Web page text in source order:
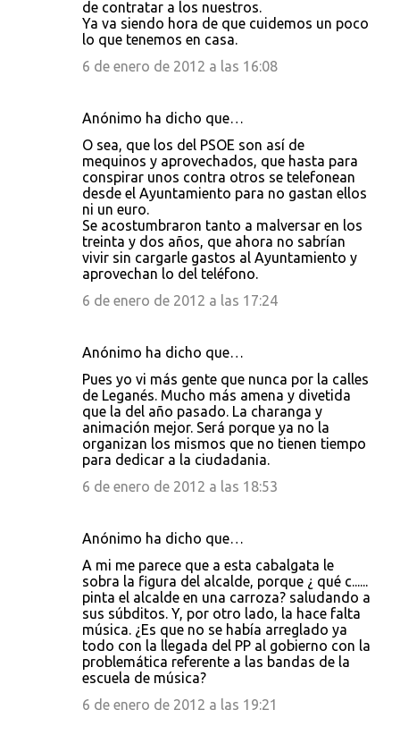
de contratar a los nuestros.
Ya va siendo hora de que cuidemos un poco
lo que tenemos en casa.
6 de enero de 2012 a las 16:08
Anónimo ha dicho que…
O sea, que los del PSOE son así de
mequinos y aprovechados, que hasta para
conspirar unos contra otros se telefonean
desde el Ayuntamiento para no gastan ellos
ni un euro.
Se acostumbraron tanto a malversar en los
treinta y dos años, que ahora no sabrían
vivir sin cargarle gastos al Ayuntamiento y
aprovechan lo del teléfono.
6 de enero de 2012 a las 17:24
Anónimo ha dicho que…
Pues yo vi más gente que nunca por la calles
de Leganés. Mucho más amena y divetida
que la del año pasado. La charanga y
animación mejor. Será porque ya no la
organizan los mismos que no tienen tiempo
para dedicar a la ciudadania.
6 de enero de 2012 a las 18:53
Anónimo ha dicho que…
A mi me parece que a esta cabalgata le
sobra la figura del alcalde, porque ¿ qué c......
pinta el alcalde en una carroza? saludando a
sus súbditos. Y, por otro lado, la hace falta
música. ¿Es que no se había arreglado ya
todo con la llegada del PP al gobierno con la
problemática referente a las bandas de la
escuela de música?
6 de enero de 2012 a las 19:21